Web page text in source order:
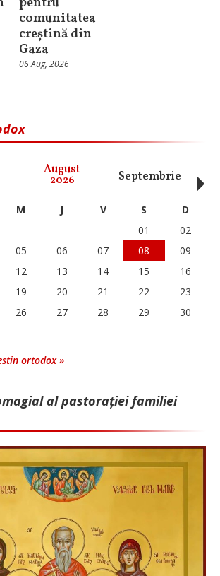
comunitatea
creștină din
Gaza
06 Aug, 2026
August
2026 Septembrie
M J V S
D
01
02
05 06 07 08
09
12 13 14 15
16
19 20 21 22
23
26 27 28 29
30
ortodox »
al pastorației familiei